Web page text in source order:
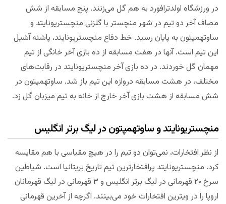
در ورزشگاه اولدترافورد به هم گل می‌زنند. پنج مسابقه از شش
مصاف آخر دو تیم در شهر منچستر با گلزنی منچستریونایتد و
ساوتهمپتون به پایان رسید. خط دفاع منچستریونایتد، پاشنه آشیل
این تیم است. آنها در هفت مسابقه از ده بازی آخر خانگی از تیم
مهمان گل خوردند. در ده بازی آخر منچستریونایتد در رقابت‌های
مختلف، در هشت مسابقه دروازه این تیم باز شد. ساوتهمپتون در
شش مسابقه از هشت بازی آخر خارج از خانه به تیم میزبان گل زد.
منچستریونایتد و ساوتهمپتون در لیگ برتر انگلیس
از نظر افتخارات، نمی‌توان دو تیم را در هیچ مقیاسی با هم مقایسه
کرد. منچستریونایتد پرافتخارترین تیم تاریخ بریتانیا است. شیاطین
سرخ ۲۰ قهرمانی در لیگ برتر انگلیس و ۳ قهرمانی در لیگ قهرمانان
اروپا را در ویترین افتخارات خود می‌بینند. اگرچه از آخرین قهرمانی